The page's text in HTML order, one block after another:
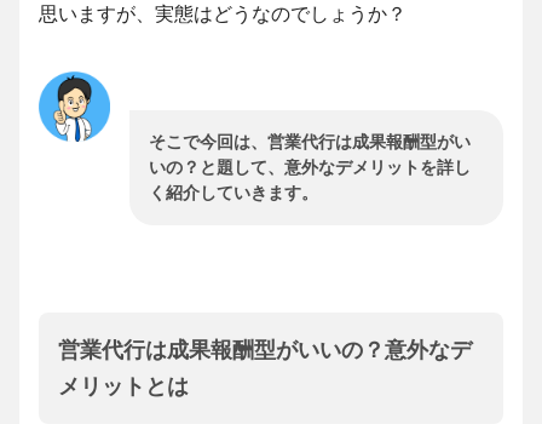
思いますが、実態はどうなのでしょうか？
そこで今回は、営業代行は成果報酬型がい
いの？と題して、意外なデメリットを詳し
く紹介していきます。
営業代行は成果報酬型がいいの？意外なデ
メリットとは